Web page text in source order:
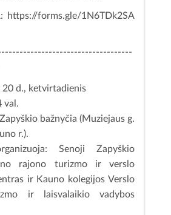
https://forms.gle/1N6TDk2SA
20 d., ketvirtadienis
val.
bažnyčia (Muziejaus g.
r.).
Senoji Zapyškio
rajono turizmo ir verslo
ir Kauno kolegijos Verslo
ir laisvalaikio vadybos